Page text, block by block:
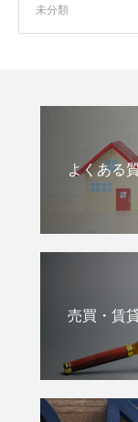
未分類
よくある
売買・賃